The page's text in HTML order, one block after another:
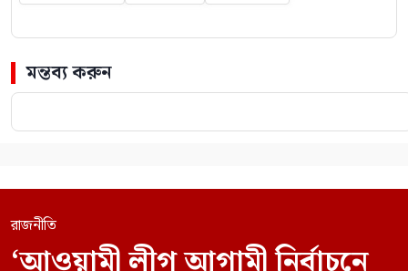
মন্তব্য করুন
রাজনীতি